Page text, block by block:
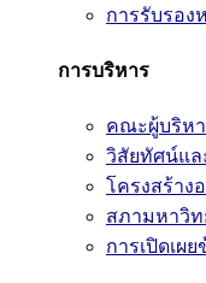
การรับรอง
การบริหาร
คณะผู้บริห
วิสัยทัศน์แล
โครงสร้าง
สภามหาวิท
การเปิดเผ